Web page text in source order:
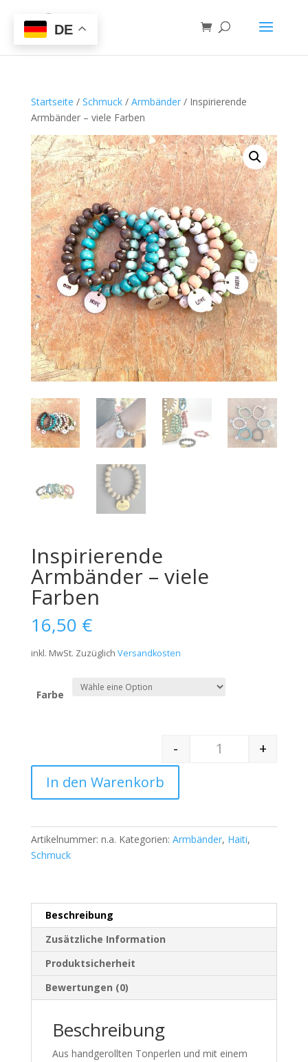
Startseite / Schmuck/ Armbänder/ Inspirierende
Armbänder – viele Farben
Inspirierende
Armbänder – viele
Farben
16,50 €
inkl. MwSt. Zuzüglich Versandkosten
Farbe
Quantity
-
+
In den Warenkorb
Artikelnummer: n.a. Kategorien: Armbänder, Haiti,
Schmuck
Beschreibung
Zusätzliche Information
Produktsicherheit
Bewertungen (0)
Beschreibung
Aus handgerollten Tonperlen und mit einem
DE